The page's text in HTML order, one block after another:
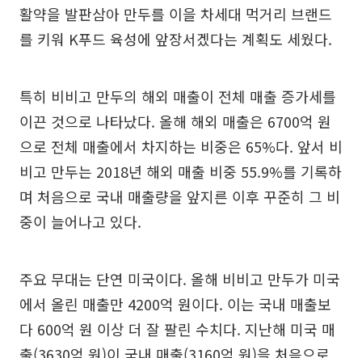
활약을 발판삼아 만두를 이을 차세대 먹거리 브랜드
를 키워 K푸드 육성에 앞장서겠다는 계획도 세웠다.
특히 비비고 만두의 해외 매출이 전체 매출 증가세를
이끈 것으로 나타났다. 올해 해외 매출은 6700억 원
으로 전체 매출에서 차지하는 비중은 65%다. 앞서 비
비고 만두는 2018년 해외 매출 비중 55.9%를 기록하
며 처음으로 국내 매출량을 앞지른 이후 꾸준히 그 비
중이 늘어나고 있다.
주요 무대는 단연 미국이다. 올해 비비고 만두가 미국
에서 올린 매출만 4200억 원이다. 이는 국내 매출보
다 600억 원 이상 더 잘 팔린 수치다. 지난해 미국 매